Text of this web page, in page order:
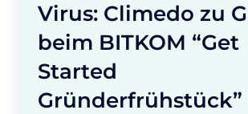
Virus: Climedo zu
beim BITKOM “Get
Started